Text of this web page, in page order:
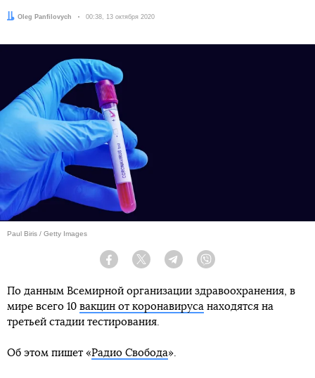
Автор:
Oleg Panfilovych Дата:
00:38, 13 октября 2020
Paul Biris / Getty Images
Facebook Twitter Telegram
По данным Всемирной организации здравоохранения, в
мире всего 10 вакцин от коронавируса находятся на
третьей стадии тестирования.
Об этом пишет «Радио Свобода».